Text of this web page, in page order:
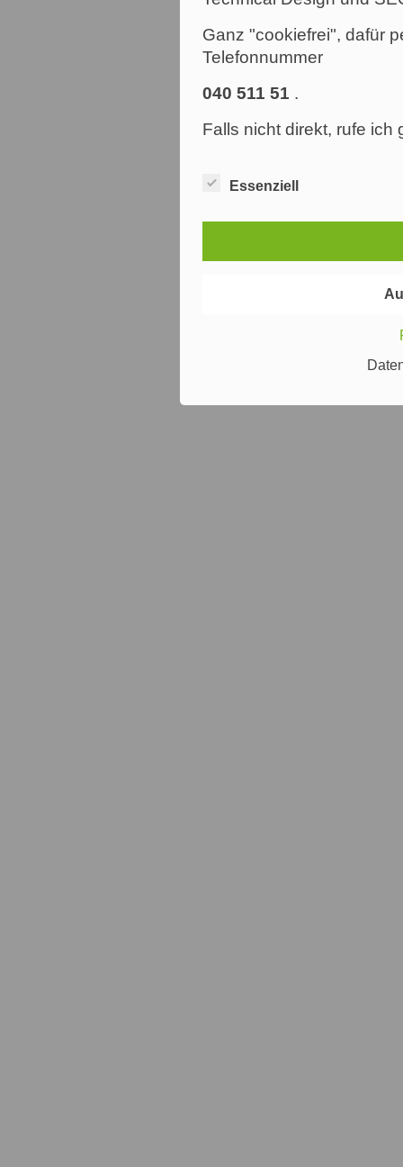
Ganz "cookiefrei", dafür
Telefonnummer
040 511 51 .
Falls nicht direkt, rufe ich
Essenziell